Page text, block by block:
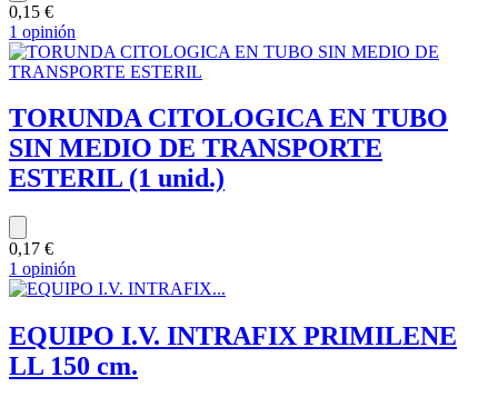
0,15 €
1 opinión
TORUNDA CITOLOGICA EN TUBO
SIN MEDIO DE TRANSPORTE
ESTERIL (1 unid.)
0,17 €
1 opinión
EQUIPO I.V. INTRAFIX PRIMILENE
LL 150 cm.